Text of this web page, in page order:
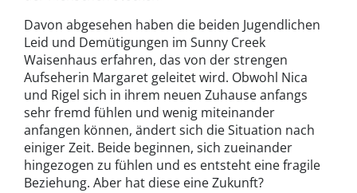
Davon abgesehen haben die beiden Jugendlichen
Leid und Demütigungen im Sunny Creek
Waisenhaus erfahren, das von der strengen
Aufseherin Margaret geleitet wird. Obwohl Nica
und Rigel sich in ihrem neuen Zuhause anfangs
sehr fremd fühlen und wenig miteinander
anfangen können, ändert sich die Situation nach
einiger Zeit. Beide beginnen, sich zueinander
hingezogen zu fühlen und es entsteht eine fragile
Beziehung. Aber hat diese eine Zukunft?